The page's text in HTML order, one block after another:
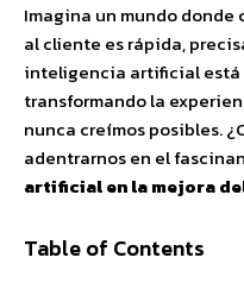
Imagina un mundo
al cliente es rápida,
inteligencia artificial está
transformando la
nunca creímos posibles.
adentrarnos en el
artificial en la mejora
Table of Contents